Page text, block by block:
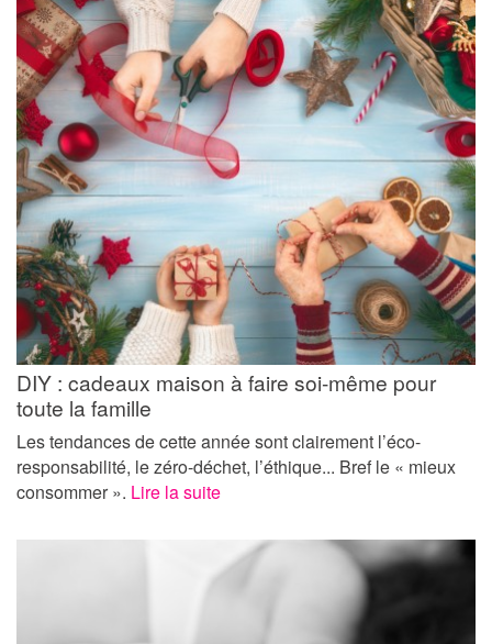
DIY : cadeaux maison à faire soi-même pour
toute la famille
Les tendances de cette année sont clairement l’éco-
responsabilité, le zéro-déchet, l’éthique... Bref le « mieux
consommer ». Lire la suite